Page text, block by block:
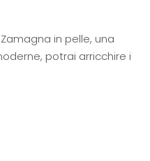
in pelle, una
potrai arricchire i